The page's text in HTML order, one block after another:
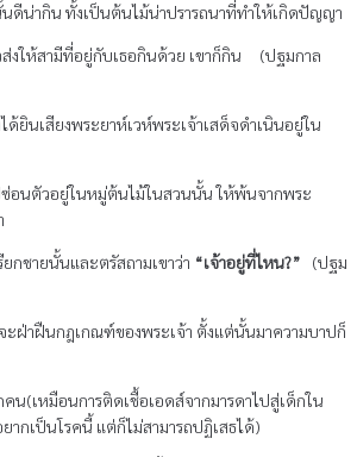
ดีน่ากิน ทั้งเป็นต้นไม้น่าปรารถนาที่ทำให้เกิดปัญญา
งให้สามีที่อยู่กับเธอกินด้วย เขาก็กิน (ปฐมกาล
ด้ยินเสียงพระยาห์เวห์พระเจ้าเสด็จดำเนินอยู่ใน
อนตัวอยู่ในหมู่ต้นไม้ในสวนนั้น ให้พ้นจากพระ
กชายนั้นและตรัสถามเขาว่า “เจ้าอยู่ที่ไหน?”
(ปฐม
ฝ่าฝืนกฎเกณฑ์ของพระเจ้า ตั้งแต่นั้นมาความบาปก็
น(เหมือนการติดเชื้อเอดส์จากมารดาไปสู่เด็กใน
ากเป็นโรคนี้ แต่ก็ไม่สามารถปฏิเสธได้)